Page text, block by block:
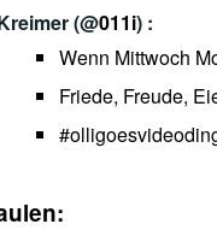
(@011i) :
Wenn Mittwoch
Friede, Freude,